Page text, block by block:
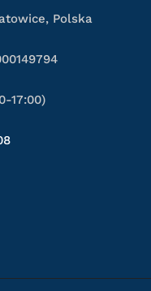
Polska
17:00)